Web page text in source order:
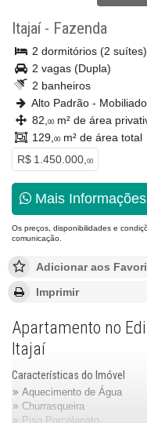
Itajaí- Fazenda
2 dormitórios (2 suítes)
2 vagas (Dupla)
2 banheiros
Alto Padrão - Mobiliado
82, 00m² de área
129, 00m² de área total
R$ 1.450.000, 00
Mais
Os preços, disponibilidades e
comunicação.
Adicionar aos
Imprimir
Apartamento no
Itajaí
Características do Imóvel
Aquecimento de Água
Churrasqueira
Piso Porcelanato